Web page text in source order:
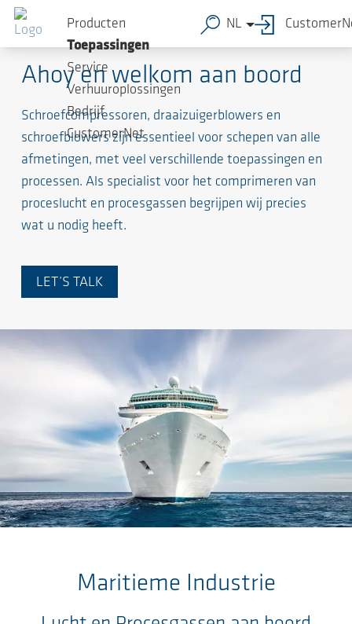
Maritieme Industrie
Ahoy en welkom aan boord
Schroefcompressoren, draaizuigerblowers en
schroefblowers zijn essentieel voor schepen van alle
afmetingen, met veel verschillende toepassingen en
processen. Als specialist voor het comprimeren van
proceslucht en procesgassen begrijpen wij precies
wat u nodig heeft.
LET’S TALK
Producten
Toepassingen
Service
Verhuuroplossingen
Bedrijf
CustomerNet
NL
Maritieme Industrie